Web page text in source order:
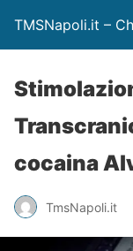
TMSNapoli.it –
cocaina
TmsNapoli.it